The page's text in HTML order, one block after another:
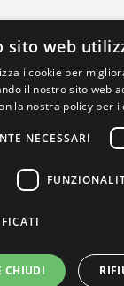
sito web
i cookie per
il nostro sito web
la nostra policy per i
NECESSARI
CHIUDI